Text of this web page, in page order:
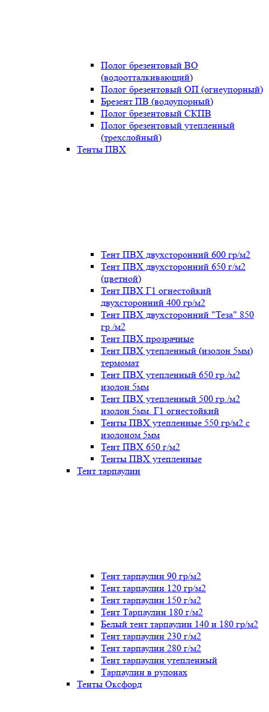
Полог брезентовый ВО
(водоотталкивающий)
Полог брезентовый ОП (огнеупорный)
Брезент ПВ (водоупорный)
Полог брезентовый СКПВ
Полог брезентовый утепленный
(трехслойный)
Тенты ПВХ
Тент ПВХ двухсторонний 600 гр/м2
Тент ПВХ двухсторонний 650 г/м2
(цветной)
Тент ПВХ Г1 огнестойкий
двухсторонний 400 гр/м2
Тент ПВХ двухсторонний "Теза" 850
гр./м2
Тент ПВХ прозрачные
Тент ПВХ утепленный (изолон 5мм)
термомат
Тент ПВХ утепленный 650 гр./м2
изолон 5мм
Тент ПВХ утепленный 500 гр./м2
изолон 5мм. Г1 огнестойкий
Тенты ПВХ утепленные 550 гр/м2 с
изолоном 5мм
Тент ПВХ 650 г/м2
Тенты ПВХ утепленные
Тент тарпаулин
Тент тарпаулин 90 гр/м2
Тент тарпаулин 120 гр/м2
Тент тарпаулин 150 г/м2
Тент Тарпаулин 180 г/м2
Белый тент тарпаулин 140 и 180 гр/м2
Тент тарпаулин 230 г/м2
Тент тарпаулин 280 г/м2
Тент тарпаулин утепленный
Тарпаулин в рулонах
Тенты Оксфорд